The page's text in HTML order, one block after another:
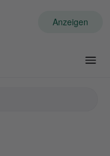
Anzeigen